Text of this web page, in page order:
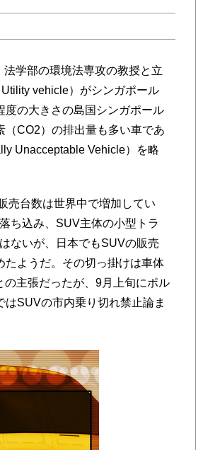
学部の環境法専攻の教授と立
vehicle）がシンガポール
度の大きさの島国シンガポール
CO2）の排出量も多い車であ
Unacceptable Vehicle）を略
売台数は世界中で増加してい
ち込み、SUV主体の小型トラ
ないが、日本でもSUVの販売
ようだ。その切っ掛けは車体
主張だったが、9月上旬にポル
SUVの市内乗り切れ禁止論ま